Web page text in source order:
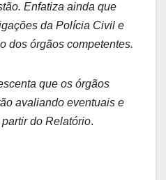
Enfatiza ainda que
da Polícia Civil e
dos órgãos competentes.
que os órgãos
avaliando eventuais e
do Relatório.